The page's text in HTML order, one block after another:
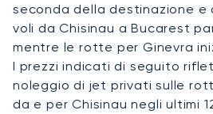
servizio, una garanzia di
integrità finanziaria per ogni
impegno verso l'eccellenza
l'affidabilità del tuo noleggio
Chisinau, consentendoti di
completamente sui tuoi
seconda della destinazione e
voli da Chisinau a Bucarest
mentre le rotte per Ginevra
I prezzi indicati di seguito
noleggio di jet privati sulle
da e per Chisinau negli ultimi